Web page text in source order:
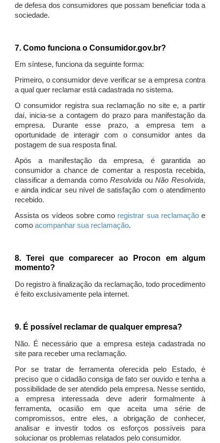
de defesa dos consumidores que possam beneficiar toda a
sociedade.
7. Como funciona o Consumidor.gov.br?
Em síntese, funciona da seguinte forma:
Primeiro, o consumidor deve verificar se a empresa contra
a qual quer reclamar está cadastrada no sistema.
O consumidor registra sua reclamação no site e, a partir
daí, inicia-se a contagem do prazo para manifestação da
empresa. Durante esse prazo, a empresa tem a
oportunidade de interagir com o consumidor antes da
postagem de sua resposta final.
Após a manifestação da empresa, é garantida ao
consumidor a chance de comentar a resposta recebida,
classificar a demanda comoResolvida ouNão Resolvida,
e ainda indicar seu nível de satisfação com o atendimento
recebido.
Assista os vídeos sobre como registrar sua reclamaçãoe
como acompanhar sua reclamação.
8. Terei que comparecer ao Procon em algum
momento?
Do registro à finalização da reclamação, todo procedimento
é feito exclusivamente pela internet.
9. É possível reclamar de qualquer empresa?
Não. É necessário que a empresa esteja cadastrada no
site para receber uma reclamação.
Por se tratar de ferramenta oferecida pelo Estado, é
preciso que o cidadão consiga de fato ser ouvido e tenha a
possibilidade de ser atendido pela empresa. Nesse sentido,
a empresa interessada deve aderir formalmente à
ferramenta, ocasião em que aceita uma série de
compromissos, entre eles, a obrigação de conhecer,
analisar e investir todos os esforços possíveis para
solucionar os problemas relatados pelo consumidor.